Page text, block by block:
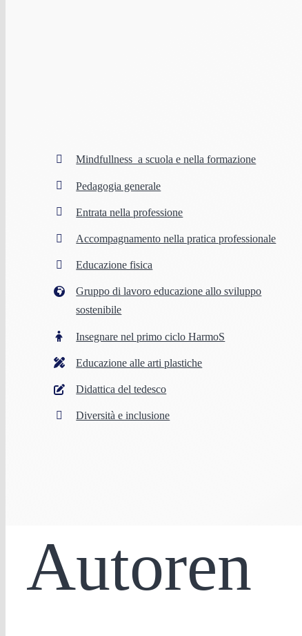
Mindfullness a scuola e nella formazione
Pedagogia generale
Entrata nella professione
Accompagnamento nella pratica professionale
Educazione fisica
Gruppo di lavoro educazione allo sviluppo
sostenibile
Insegnare nel primo ciclo HarmoS
Educazione alle arti plastiche
Didattica del tedesco
Diversità e inclusione
Autoren